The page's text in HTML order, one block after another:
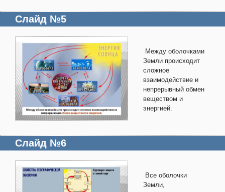
Слайд №5
Между оболочками
Земли происходит
сложное
взаимодействие и
непрерывный обмен
веществом и
энергией.
Слайд №6
Все оболочки
Земли,